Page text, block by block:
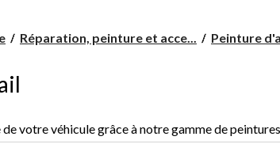
Réparation, peinture et acce... Peinture
votre véhicule grâce à notre gamme de